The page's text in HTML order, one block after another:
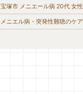
宝塚市 メニエール病 20代 女性
メニエル病・突発性難聴のケア